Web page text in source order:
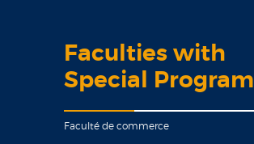
Faculties with
Special Program
Faculté de commerce